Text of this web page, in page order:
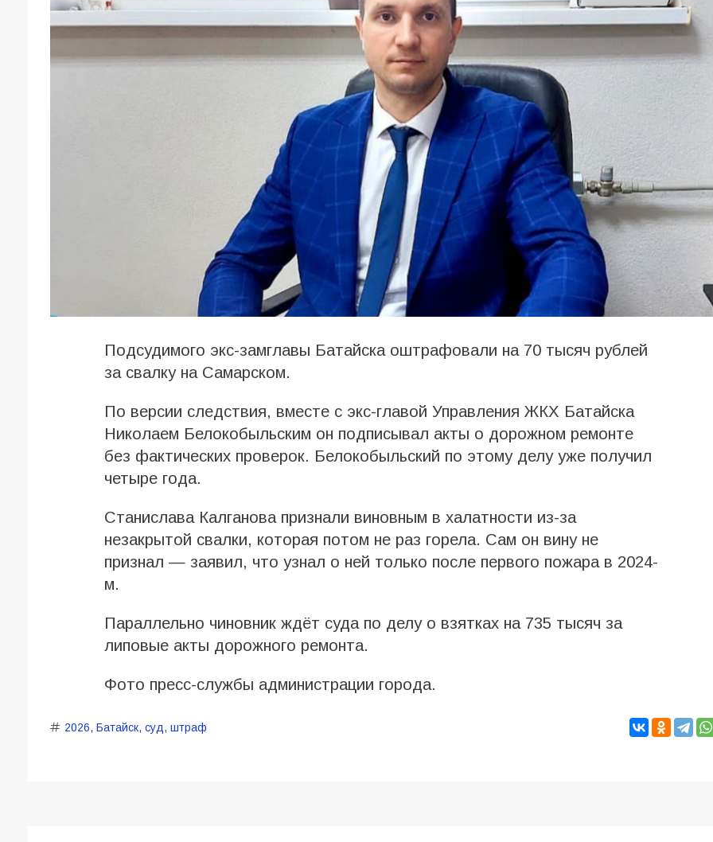
Подсудимого экс-замглавы Батайска оштрафовали на 70 тысяч рублей
за свалку на Самарском.
По версии следствия, вместе с экс-главой Управления ЖКХ Батайска
Николаем Белокобыльским он подписывал акты о дорожном ремонте
без фактических проверок. Белокобыльский по этому делу уже получил
четыре года.
Станислава Калганова признали виновным в халатности из-за
незакрытой свалки, которая потом не раз горела. Сам он вину не
признал — заявил, что узнал о ней только после первого пожара в 2024-
м.
Параллельно чиновник ждёт суда по делу о взятках на 735 тысяч за
липовые акты дорожного ремонта.
Фото пресс-службы администрации города.
2026, Батайск, суд, штраф